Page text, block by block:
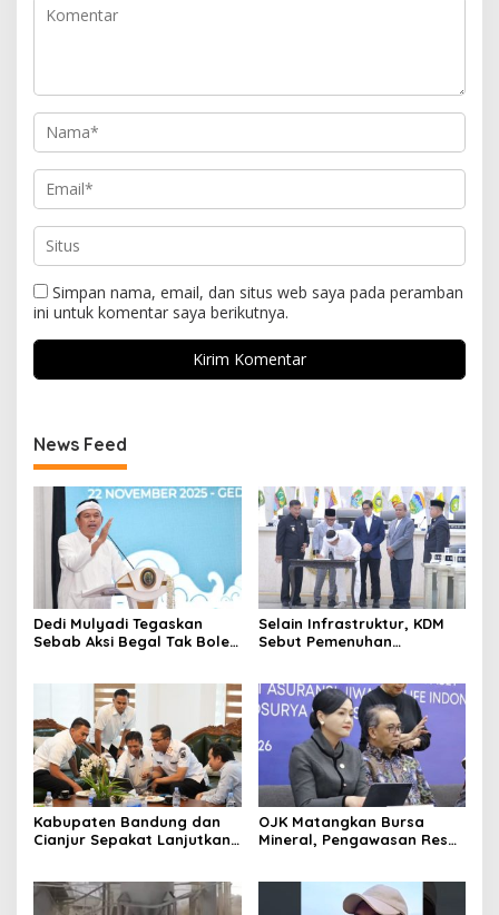
Simpan nama, email, dan situs web saya pada peramban
ini untuk komentar saya berikutnya.
News Feed
Dedi Mulyadi Tegaskan
Sebab Aksi Begal Tak Boleh
Selain Infrastruktur, KDM
Sebut Pemenuhan
APBD Jabar 2027
Kabupaten Bandung dan
Cianjur Sepakat Lanjutkan
Ekonomi Daerah
OJK Matangkan Bursa
Mineral, Pengawasan Resmi